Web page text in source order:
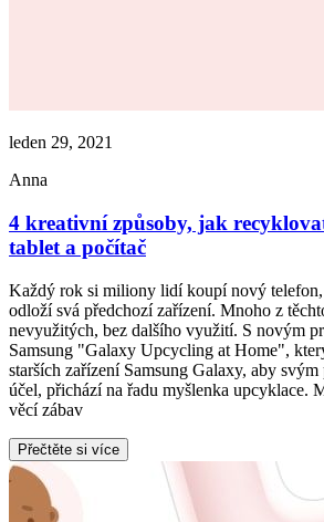
leden 29, 2021
Anna
4 kreativní způsoby, jak
tablet a počítač
Každý rok si miliony lidí koupí nový telefon,
odloží svá předchozí zařízení. Mnoho z
nevyužitých, bez dalšího využití. S novým
Samsung "Galaxy Upcycling at Home",
starších zařízení Samsung Galaxy, aby
účel, přichází na řadu myšlenka upcyklace.
věcí zábav
Přečtěte si více